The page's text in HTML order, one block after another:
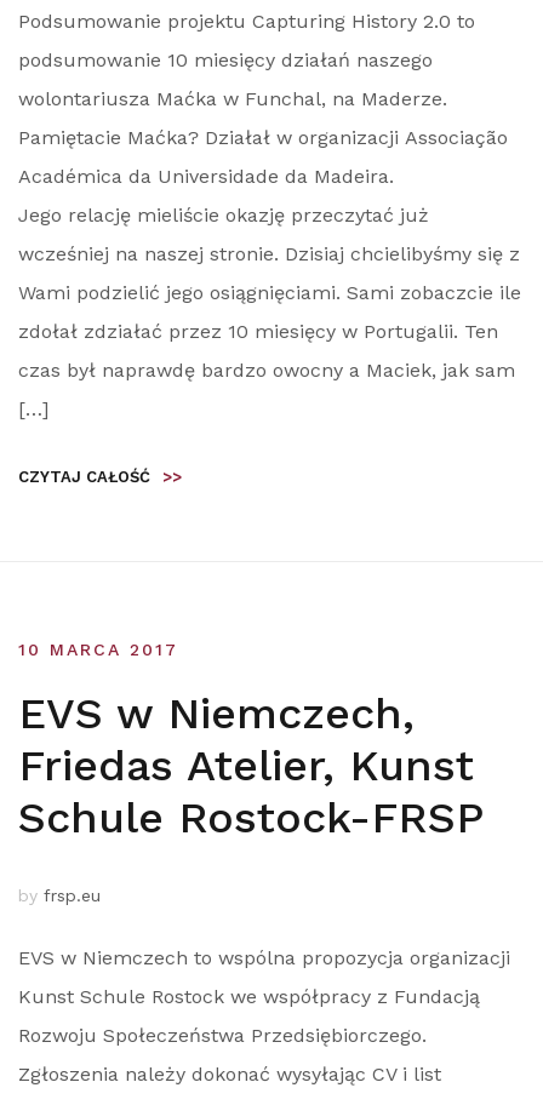
Podsumowanie projektu Capturing History 2.0 to
podsumowanie 10 miesięcy działań naszego
wolontariusza Maćka w Funchal, na Maderze.
Pamiętacie Maćka? Działał w organizacji Associação
Académica da Universidade da Madeira.
Jego relację mieliście okazję przeczytać już
wcześniej na naszej stronie. Dzisiaj chcielibyśmy się z
Wami podzielić jego osiągnięciami. Sami zobaczcie ile
zdołał zdziałać przez 10 miesięcy w Portugalii. Ten
czas był naprawdę bardzo owocny a Maciek, jak sam
[…]
CZYTAJ CAŁOŚĆ >>
10 MARCA 2017
EVS w Niemczech,
Friedas Atelier, Kunst
Schule Rostock-FRSP
by frsp.eu
EVS w Niemczech to wspólna propozycja organizacji
Kunst Schule Rostock we współpracy z Fundacją
Rozwoju Społeczeństwa Przedsiębiorczego.
Zgłoszenia należy dokonać wysyłając CV i list